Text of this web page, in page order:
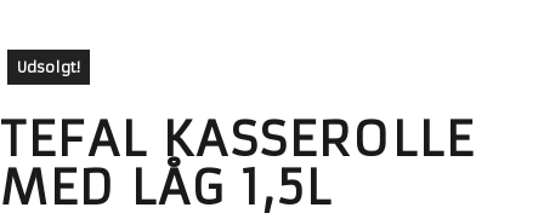
Udsolgt!
TEFAL KASSEROLLE
MED LÅG 1,5L